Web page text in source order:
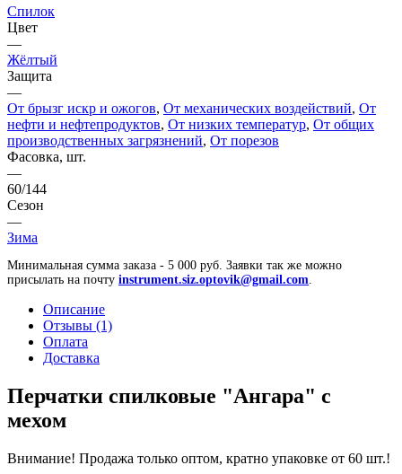
Спилок
Цвет
—
Жёлтый
Защита
—
От брызг искр и ожогов, От механических воздействий, От
нефти и нефтепродуктов, От низких температур, От общих
производственных загрязнений, От порезов
Фасовка, шт.
—
60/144
Сезон
—
Зима
Минимальная сумма заказа - 5 000 руб. Заявки так же можно
присылать на почту instrument.siz.optovik@gmail.com
Описание
Отзывы (1)
Оплата
Доставка
Перчатки спилковые "Ангара" с
мехом
Внимание! Продажа только оптом, кратно упаковке от 60 шт.!